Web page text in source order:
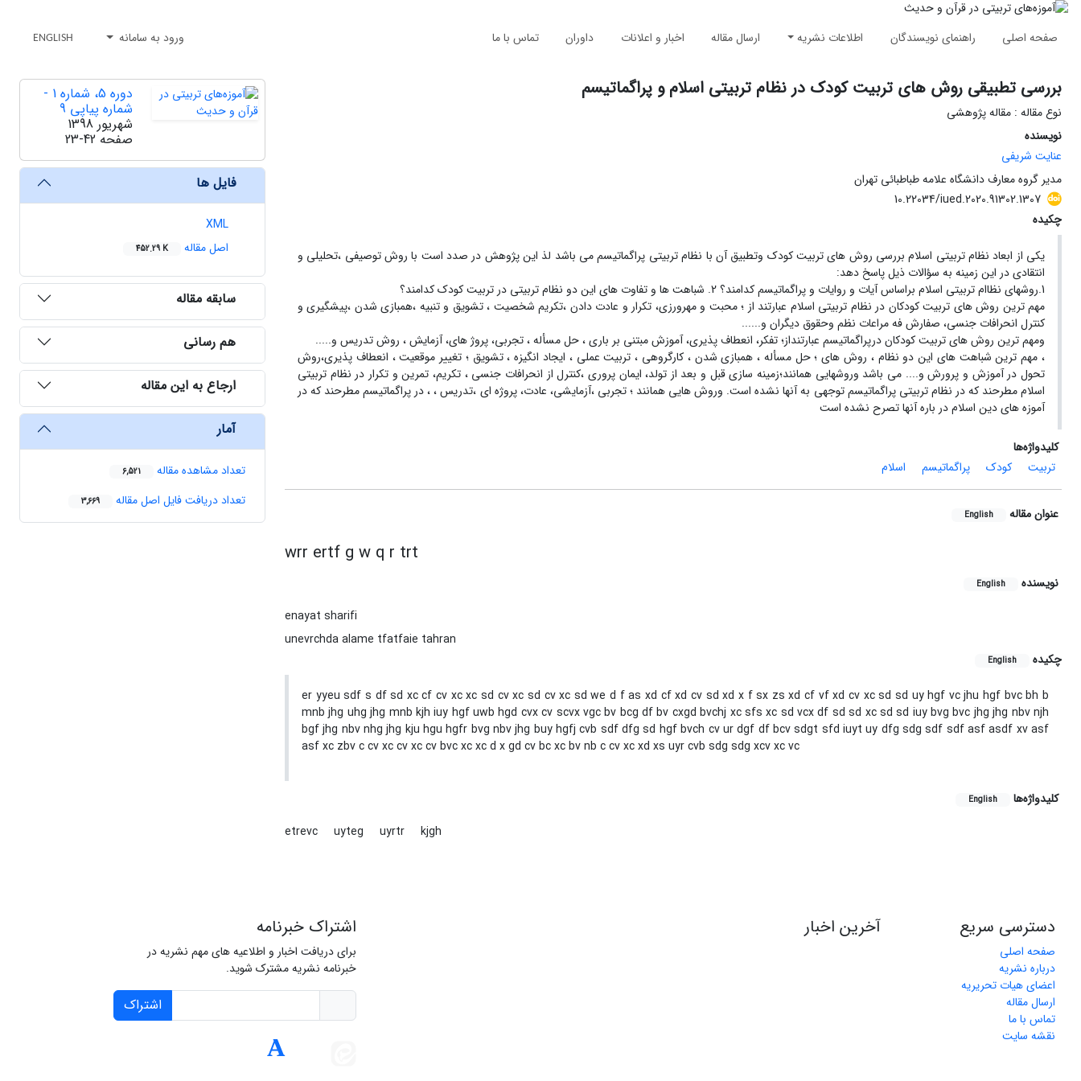
صفحه اصلی راهنمای نویسندگان اطلاعات نشریه ارسال مقاله اخبار و اعلانات داوران تماس با ما ورود به سامانه ENGLISH
بررسی تطبیقی روش های تربیت کودک در نظام تربیتی اسلام و پراگماتیسم
نوع مقاله : مقاله پژوهشی
نویسنده
عنایت شریفی
مدیر گروه معارف دانشگاه علامه طباطبائی تهران
10.22034/iued.2020.91302.1307
چکیده
یکی از ابعاد نظام تربیتی اسلام بررسی روش های تربیت کودک وتطبیق آن با نظام تربیتی پراگماتیسم می باشد لذ این پژوهش در صدد است با روش توصیفی ،تحلیلی و
انتقادی در این زمینه به سؤالات ذیل پاسخ دهد:
1.روشهای نظاام تربیتی اسلام براساس آیات و روایات و پراگماتیسم کدامند؟ 2. شباهت ها و تفاوت های این دو نظام تربیتی در تربیت کودک کدامند؟
مهم ترین روش های تربیت کودکان در نظام تربیتی اسلام عبارتند از ؛ محبت و مهرورزی، تکرار و عادت دادن ،تکریم شخصیت ، تشویق و تنبیه ،همبازی شدن ،پیشگیری و
کنترل انحرافات جنسی، صفارش فه مراعات نظم وحقوق دیگران و......
ومهم ترین روش های تربیت کودکان درپراگماتیسم عبارتنداز؛ تفکر، انعطاف پذیری، آموزش مبتنی بر باری ، حل مسأله ، تجربی، پروژ های، آزمایش ، روش تدریس و.....
، مهم ترین شباهت های این دو نظام ، روش های ؛ حل مسأله ، همبازی شدن ، کارگروهی ، تربیت عملی ، ایجاد انگیزه ، تشویق ؛ تغییر موقعیت ، انعطاف پذیری،روش
تحول در آموزش و پرورش و.... می باشد وروشهایی همانند؛زمینه سازی قبل و بعد از تولد، ایمان پروری ،کنترل از انحرافات جنسی ، تکریم، تمرین و تکرار در نظام تربیتی
اسلام مطرحند که در نظام تربیتی پراگماتیسم توجهی به آنها نشده است. وروش هایی همانند ؛ تجربی ،آزمایشی، عادت، پروژه ای ،تدریس ، ، در پراگماتیسم مطرحند که در
آموزه های دین اسلام در باره آنها تصرح نشده است
کلیدواژه‌ها
تربیت
کودک پراگماتیسم اسلام
عنوان مقاله English
wrr ertf g w q r trt
نویسنده English
enayat sharifi
unevrchda alame tfatfaie tahran
چکیده
English
er yyeu sdf s df sd xc cf cv xc xc sd cv xc sd cv xc sd we d f as xd cf xd cv sd xd x f sx zs xd cf vf xd cv xc sd sd uy hgf vc jhu hgf bvc bh b
mnb jhg uhg jhg mnb kjh iuy hgf uwb hgd cvx cv scvx vgc bv bcg df bv cxgd bvchj xc sfs xc sd vcx df sd sd xc sd sd iuy bvg bvc jhg jhg nbv njh
bgf jhg nbv nhg jhg kju hgu hgfr bvg nbv jhg buy hgfj cvb sdf dfg sd hgf bvch cv ur dgf df bcv sdgt sfd iuyt uy dfg sdg sdf sdf asf asdf xv asf
asf xc zbv c cv xc cv xc cv bvc xc xc d x gd cv bc xc bv nb c cv xc xd xs uyr cvb sdg sdg xcv xc vc
کلیدواژه‌ها English
etrevc uyteg uyrtr kjgh
دوره 5، شماره 1 -
شماره پیاپی 9
شهریور 1398
صفحه 23-42
فایل ها
XML
اصل مقاله
452.29 K
سابقه مقاله
هم رسانی
ارجاع به این مقاله
آمار
تعداد مشاهده مقاله 6,521
تعداد دریافت فایل اصل مقاله 3,669
دسترسی سریع
صفحه اصلی
درباره نشریه
اعضای هیات تحریریه
ارسال مقاله
تماس با ما
نقشه سایت
آخرین اخبار اشتراک خبرنامه
برای دریافت اخبار و اطلاعیه های مهم نشریه در
خبرنامه نشریه مشترک شوید.
اشتراک